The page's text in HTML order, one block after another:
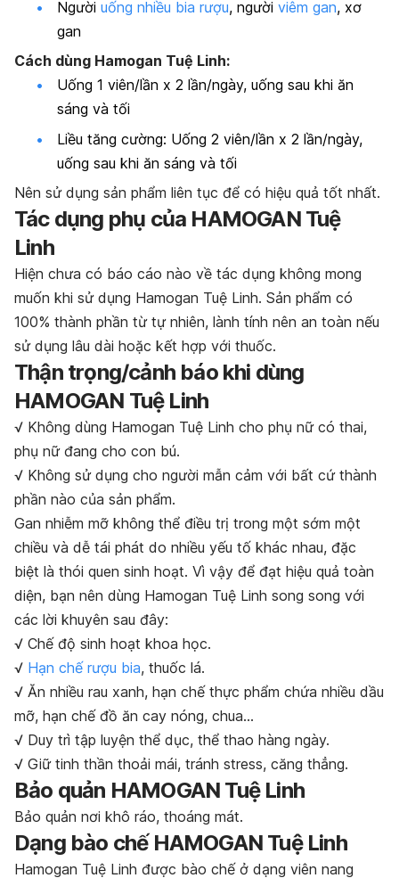
Người uống nhiều bia rượu, người viêm gan, xơ
gan
Cách dùng Hamogan Tuệ Linh:
Uống 1 viên/lần x 2 lần/ngày, uống sau khi ăn
sáng và tối
Liều tăng cường: Uống 2 viên/lần x 2 lần/ngày,
uống sau khi ăn sáng và tối
Nên sử dụng sản phẩm liên tục để có hiệu quả tốt nhất.
Tác dụng phụ của HAMOGAN Tuệ
Linh
Hiện chưa có báo cáo nào về tác dụng không mong
muốn khi sử dụng Hamogan Tuệ Linh. Sản phẩm có
100% thành phần từ tự nhiên, lành tính nên an toàn nếu
sử dụng lâu dài hoặc kết hợp với thuốc.
Thận trọng/cảnh báo khi dùng
HAMOGAN Tuệ Linh
√ Không dùng Hamogan Tuệ Linh cho phụ nữ có thai,
phụ nữ đang cho con bú.
√ Không sử dụng cho người mẫn cảm với bất cứ thành
phần nào của sản phẩm.
Gan nhiễm mỡ không thể điều trị trong một sớm một
chiều và dễ tái phát do nhiều yếu tố khác nhau, đặc
biệt là thói quen sinh hoạt. Vì vậy để đạt hiệu quả toàn
diện, bạn nên dùng Hamogan Tuệ Linh song song với
các lời khuyên sau đây:
√ Chế độ sinh hoạt khoa học.
√ Hạn chế rượu bia, thuốc lá.
√ Ăn nhiều rau xanh, hạn chế thực phẩm chứa nhiều dầu
mỡ, hạn chế đồ ăn cay nóng, chua…
√ Duy trì tập luyện thể dục, thể thao hàng ngày.
√ Giữ tinh thần thoải mái, tránh stress, căng thẳng.
Bảo quản HAMOGAN Tuệ Linh
Bảo quản nơi khô ráo, thoáng mát.
Dạng bào chế HAMOGAN Tuệ Linh
Hamogan Tuệ Linh được bào chế ở dạng viên nang